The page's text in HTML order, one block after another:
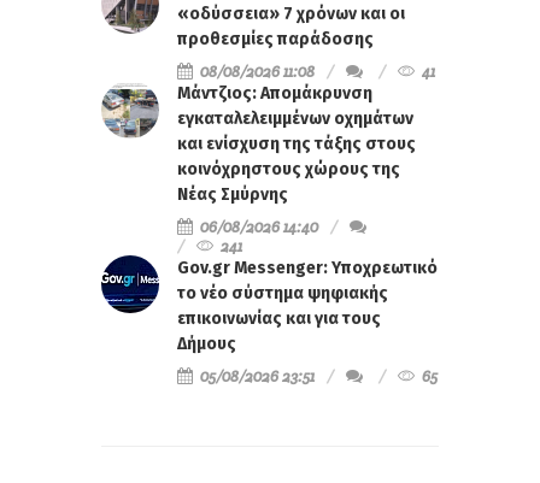
«οδύσσεια» 7 χρόνων και οι
προθεσμίες παράδοσης
08/08/2026 11:08
41
Μάντζιος: Απομάκρυνση
εγκαταλελειμμένων οχημάτων
και ενίσχυση της τάξης στους
κοινόχρηστους χώρους της
Νέας Σμύρνης
06/08/2026 14:40
241
Gov.gr Messenger: Υποχρεωτικό
το νέο σύστημα ψηφιακής
επικοινωνίας και για τους
Δήμους
05/08/2026 23:51
65